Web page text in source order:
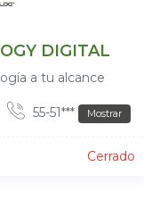
DIGITAL
a tu alcance
55-51*** Mostrar
Cerrado